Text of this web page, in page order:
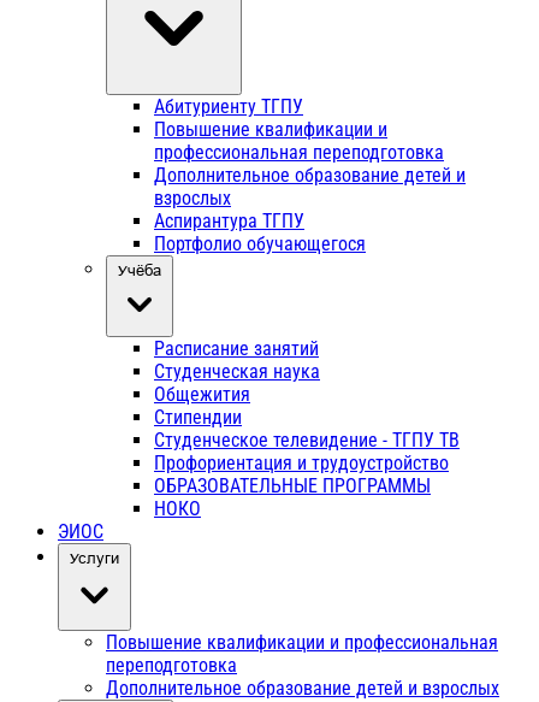
Абитуриенту ТГПУ
Повышение квалификации и
профессиональная переподготовка
Дополнительное образование детей и
взрослых
Аспирантура ТГПУ
Портфолио обучающегося
Учёба
Расписание занятий
Студенческая наука
Общежития
Стипендии
Студенческое телевидение - ТГПУ ТВ
Профориентация и трудоустройство
ОБРАЗОВАТЕЛЬНЫЕ ПРОГРАММЫ
НОКО
ЭИОС
Услуги
Повышение квалификации и профессиональная
переподготовка
Дополнительное образование детей и взрослых